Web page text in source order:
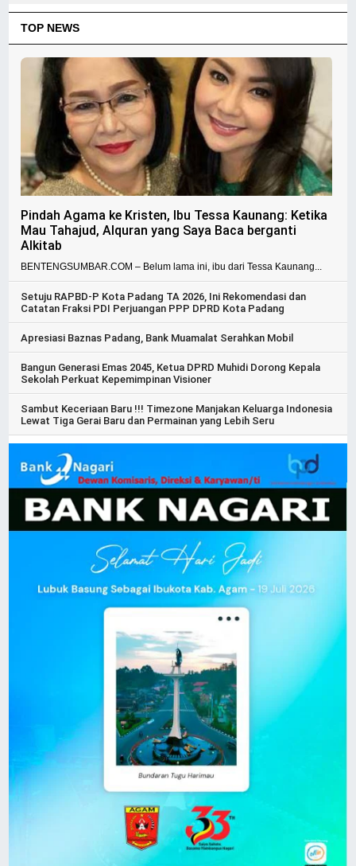
TOP NEWS
Pindah Agama ke Kristen, Ibu Tessa Kaunang: Ketika
Mau Tahajud, Alquran yang Saya Baca berganti
Alkitab
BENTENGSUMBAR.COM – Belum lama ini, ibu dari Tessa Kaunang...
Setuju RAPBD-P Kota Padang TA 2026, Ini Rekomendasi dan
Catatan Fraksi PDI Perjuangan PPP DPRD Kota Padang
Apresiasi Baznas Padang, Bank Muamalat Serahkan Mobil
Bangun Generasi Emas 2045, Ketua DPRD Muhidi Dorong Kepala
Sekolah Perkuat Kepemimpinan Visioner
Sambut Keceriaan Baru !!! Timezone Manjakan Keluarga Indonesia
Lewat Tiga Gerai Baru dan Permainan yang Lebih Seru